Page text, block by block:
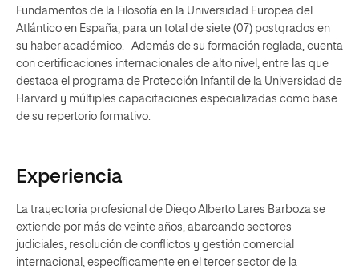
Fundamentos de la Filosofía en la Universidad Europea del
Atlántico en España, para un total de siete (07) postgrados en
su haber académico. Además de su formación reglada, cuenta
con certificaciones internacionales de alto nivel, entre las que
destaca el programa de Protección Infantil de la Universidad de
Harvard y múltiples capacitaciones especializadas como base
de su repertorio formativo.
Experiencia
La trayectoria profesional de Diego Alberto Lares Barboza se
extiende por más de veinte años, abarcando sectores
judiciales, resolución de conflictos y gestión comercial
internacional, específicamente en el tercer sector de la